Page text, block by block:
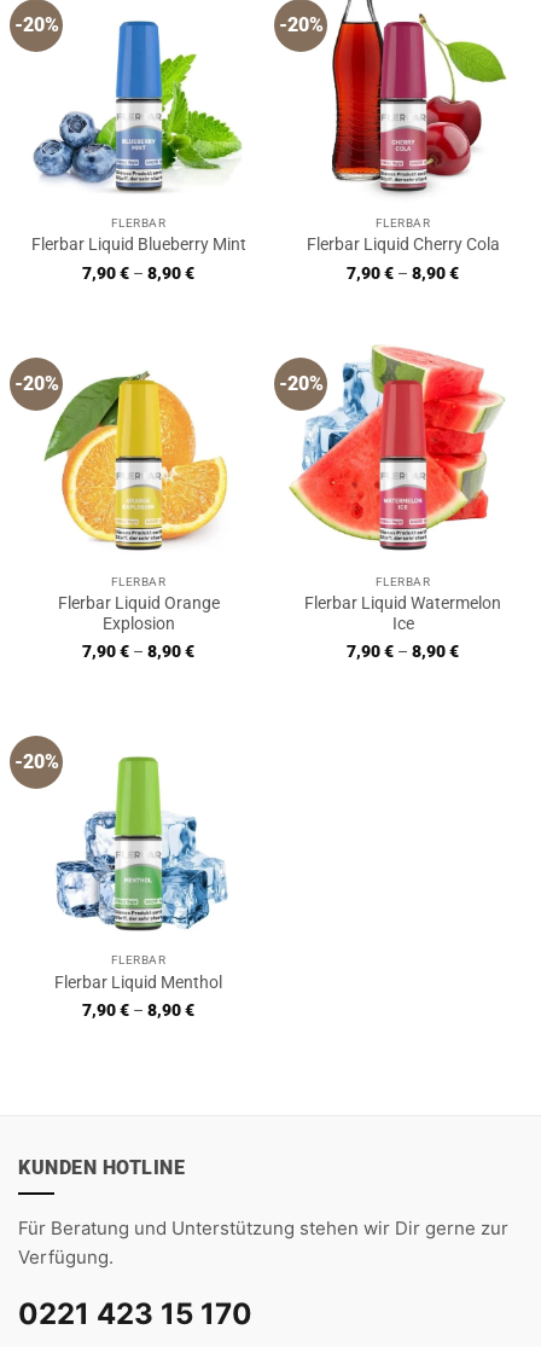
-20%
FLERBAR
Flerbar Liquid Blueberry Mint
7,90€ – 8,90€
-20%
FLERBAR
Flerbar Liquid Cherry Cola
7,90€ – 8,90€
-20%
FLERBAR
Flerbar Liquid Orange
Explosion
7,90€ – 8,90€
-20%
FLERBAR
Flerbar Liquid Watermelon
Ice
7,90€ – 8,90€
-20%
FLERBAR
Flerbar Liquid Menthol
7,90€ – 8,90€
KUNDEN HOTLINE
Für Beratung und Unterstützung stehen wir Dir gerne zur
Verfügung.
0221 423 15 170